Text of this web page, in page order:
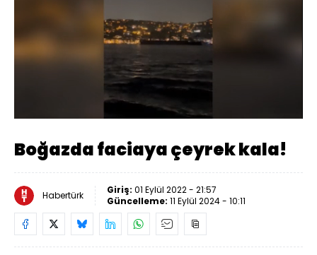
Aç
Yüklendi:
57.70%
Hızı
Boğazda faciaya çeyrek kala!
Habertürk Giriş: 01 Eylül 2022 - 21:57
Güncelleme: 11 Eylül 2024 - 10:11